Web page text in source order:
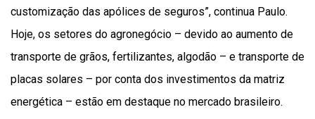
customização das apólices de seguros”, continua Paulo.
Hoje, os setores do agronegócio – devido ao aumento de
transporte de grãos, fertilizantes, algodão – e transporte de
placas solares – por conta dos investimentos da matriz
energética – estão em destaque no mercado brasileiro.